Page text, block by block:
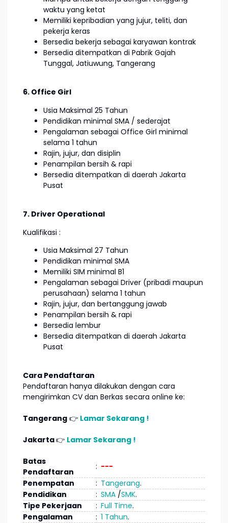
waktu yang ketat
Memiliki kepribadian yang jujur, teliti, dan
pekerja keras
Bersedia bekerja sebagai karyawan kontrak
Bersedia ditempatkan di Pabrik Gajah
Tunggal, Jatiuwung, Tangerang
6. Office Girl
Usia Maksimal 25 Tahun
Pendidikan minimal SMA / sederajat
Pengalaman sebagai Office Girl minimal
selama 1 tahun
Rajin, jujur, dan disiplin
Penampilan bersih & rapi
Bersedia ditempatkan di daerah Jakarta
Pusat
7. Driver Operational
Kualifikasi :
Usia Maksimal 27 Tahun
Pendidikan minimal SMA
Memiliki SIM minimal B1
Pengalaman sebagai Driver (pribadi maupun
perusahaan) selama 1 tahun
Rajin, jujur, dan bertanggung jawab
Penampilan bersih & rapi
Bersedia lembur
Bersedia ditempatkan di daerah Jakarta
Pusat
Cara Pendaftaran
Pendaftaran hanya dilakukan dengan cara
mengirimkan CV dan Berkas secara online ke:
Tangerang 👉 Lamar Sekarang !
Jakarta👉 Lamar Sekarang !
Batas
Pendaftaran
: ---
Penempatan
: Tangerang.
Pendidikan
: SMA /SMK.
Tipe Pekerjaan
: Full Time.
Pengalaman
: 1 Tahun.